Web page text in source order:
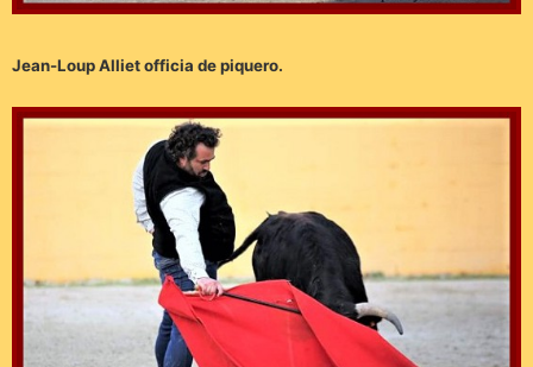
Jean-Loup Alliet officia de piquero.